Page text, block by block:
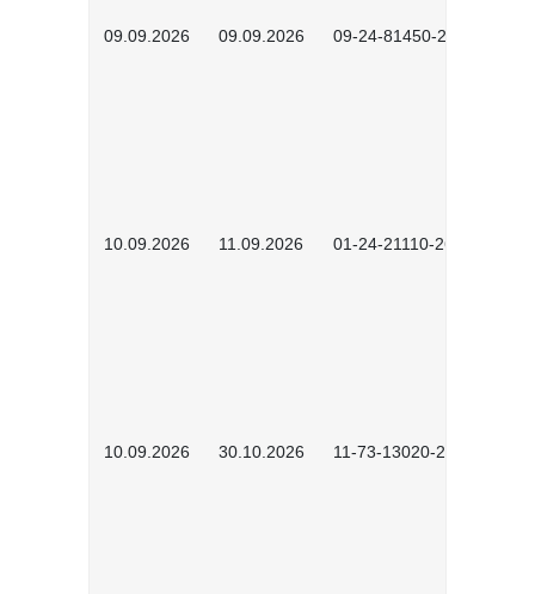
09.09.2026 09.09.2026 09-24-81450-2603
10.09.2026 11.09.2026 01-24-21110-2603
10.09.2026 30.10.2026 11-73-13020-2601